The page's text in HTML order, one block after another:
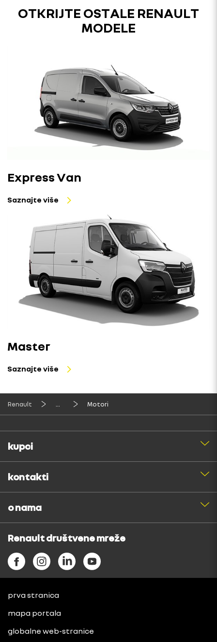
OTKRIJTE OSTALE RENAULT
MODELE
Express Van
Saznajte više
Master
Saznajte više